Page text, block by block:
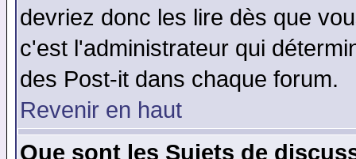
devriez donc les lire dès que
c'est l'administrateur qui
des Post-it dans chaque forum.
Revenir en haut
Que sont les Sujets de